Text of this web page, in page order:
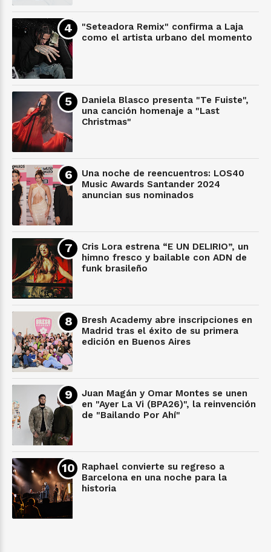
"Seteadora Remix" confirma a Laja
como el artista urbano del momento
Daniela Blasco presenta "Te Fuiste",
una canción homenaje a "Last
Christmas"
Una noche de reencuentros: LOS40
Music Awards Santander 2024
anuncian sus nominados
Cris Lora estrena “E UN DELIRIO”, un
himno fresco y bailable con ADN de
funk brasileño
Bresh Academy abre inscripciones en
Madrid tras el éxito de su primera
edición en Buenos Aires
Juan Magán y Omar Montes se unen
en "Ayer La Vi (BPA26)", la reinvención
de "Bailando Por Ahí"
Raphael convierte su regreso a
Barcelona en una noche para la
historia